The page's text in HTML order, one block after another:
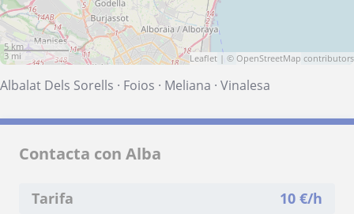
5 km
3 mi
Leaflet | © OpenStreetMap contributors
Albalat Dels Sorells · Foios · Meliana · Vinalesa
Contacta con Alba
Tarifa 10 €/h